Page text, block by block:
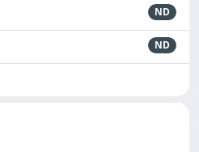
ND
ND